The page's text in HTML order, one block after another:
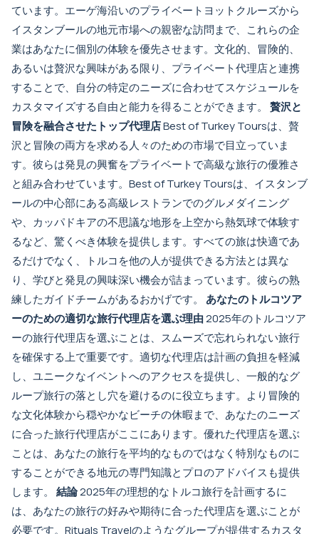
ています。エーゲ海沿いのプライベートヨットクルーズから
イスタンブールの地元市場への親密な訪問まで、これらの企
業はあなたに個別の体験を優先させます。文化的、冒険的、
あるいは贅沢な興味がある限り、プライベート代理店と連携
することで、自分の特定のニーズに合わせてスケジュールを
カスタマイズする自由と能力を得ることができます。 贅沢と
冒険を融合させたトップ代理店Best of Turkey Toursは、贅
沢と冒険の両方を求める人々のための市場で目立っていま
す。彼らは発見の興奮をプライベートで高級な旅行の優雅さ
と組み合わせています。Best of Turkey Toursは、イスタンブ
ールの中心部にある高級レストランでのグルメダイニング
や、カッパドキアの不思議な地形を上空から熱気球で体験す
るなど、驚くべき体験を提供します。すべての旅は快適であ
るだけでなく、トルコを他の人が提供できる方法とは異な
り、学びと発見の興味深い機会が詰まっています。彼らの熟
練したガイドチームがあるおかげです。 あなたのトルコツア
ーのための適切な旅行代理店を選ぶ理由2025年のトルコツア
ーの旅行代理店を選ぶことは、スムーズで忘れられない旅行
を確保する上で重要です。適切な代理店は計画の負担を軽減
し、ユニークなイベントへのアクセスを提供し、一般的なグ
ループ旅行の落とし穴を避けるのに役立ちます。より冒険的
な文化体験から穏やかなビーチの休暇まで、あなたのニーズ
に合った旅行代理店がここにあります。優れた代理店を選ぶ
ことは、あなたの旅行を平均的なものではなく特別なものに
することができる地元の専門知識とプロのアドバイスも提供
します。 結論2025年の理想的なトルコ旅行を計画するに
は、あなたの旅行の好みや期待に合った代理店を選ぶことが
必要です。Rituals Travelのようなグループが提供するカスタ